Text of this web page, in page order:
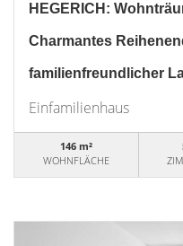
HEGERICH:
Charmantes
familienfreundlicher
Einfamilienhaus
146 m²
WOHNFLÄCHE